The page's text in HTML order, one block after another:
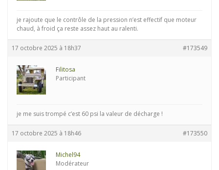
je rajoute que le contrôle de la pression n’est effectif que moteur
chaud, à froid ça reste assez haut au ralenti.
17 octobre 2025 à 18h37 #173549
Filitosa
Participant
je me suis trompé c’est 60 psi la valeur de décharge !
17 octobre 2025 à 18h46 #173550
Michel94
Modérateur